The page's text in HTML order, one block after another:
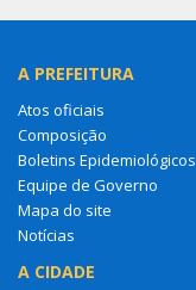
A PREFEITURA
Atos oficiais
Composição
Boletins Epidemiológicos
Equipe de Governo
Mapa do site
Notícias
A CIDADE